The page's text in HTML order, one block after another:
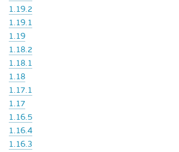
1.19.2
1.19.1
1.19
1.18.2
1.18.1
1.18
1.17.1
1.17
1.16.5
1.16.4
1.16.3